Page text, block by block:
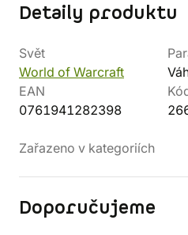
Detaily produktu
Svět
World of Warcraft
EAN
0761941282398
Zařazeno v kategoriích
Doporučujeme